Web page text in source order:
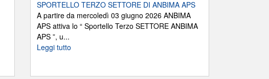
SPORTELLO TERZO SETTORE DI ANBIMA APS
A partire da mercoledì 03 giugno 2026 ANBIMA
APS attiva lo “ Sportello Terzo SETTORE ANBIMA
APS ”, u...
Leggi tutto